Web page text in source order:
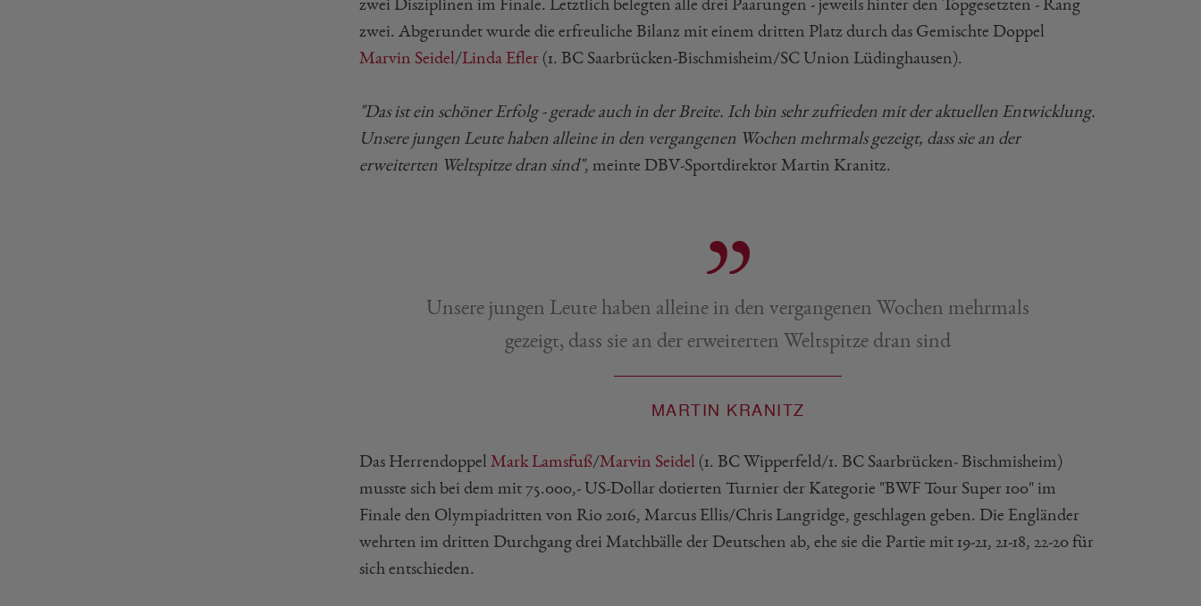
zwei Disziplinen im Finale. Letztlich belegten alle drei Paarungen - jeweils hinter den Topgesetzten - Rang
zwei. Abgerundet wurde die erfreuliche Bilanz mit einem dritten Platz durch das Gemischte Doppel
Marvin Seidel /Linda Efler (1. BC Saarbrücken-Bischmisheim/SC Union Lüdinghausen).
"Das ist ein schöner Erfolg - gerade auch in der Breite. Ich bin sehr zufrieden mit der aktuellen Entwicklung.
Unsere jungen Leute haben alleine in den vergangenen Wochen mehrmals gezeigt, dass sie an der
erweiterten Weltspitze dran sind", meinte DBV-Sportdirektor Martin Kranitz.
Unsere jungen Leute haben alleine in den vergangenen Wochen mehrmals
gezeigt, dass sie an der erweiterten Weltspitze dran sind
MARTIN KRANITZ
Das Herrendoppel Mark Lamsfuß/Marvin Seidel (1. BC Wipperfeld/1. BC Saarbrücken- Bischmisheim)
musste sich bei dem mit 75.000,- US-Dollar dotierten Turnier der Kategorie "BWF Tour Super 100" im
Finale den Olympiadritten von Rio 2016, Marcus Ellis/Chris Langridge, geschlagen geben. Die Engländer
wehrten im dritten Durchgang drei Matchbälle der Deutschen ab, ehe sie die Partie mit 19-21, 21-18, 22-20 für
sich entschieden.